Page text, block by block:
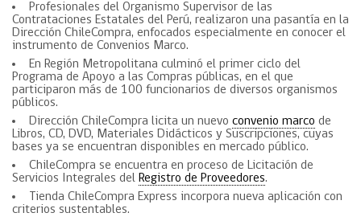
Profesionales del Organismo Supervisor de las
Contrataciones Estatales del Perú, realizaron una pasantía en la
Dirección ChileCompra, enfocados especialmente en conocer el
instrumento de Convenios Marco.
En Región Metropolitana culminó el primer ciclo del
Programa de Apoyo a las Compras públicas, en el que
participaron más de 100 funcionarios de diversos organismos
públicos.
Dirección ChileCompra licita un nuevo convenio marco de
Libros, CD, DVD, Materiales Didácticos y Suscripciones, cuyas
bases ya se encuentran disponibles en mercado público.
ChileCompra se encuentra en proceso de Licitación de
Servicios Integrales del Registro de Proveedores.
Tienda ChileCompra Express incorpora nueva aplicación con
criterios sustentables.